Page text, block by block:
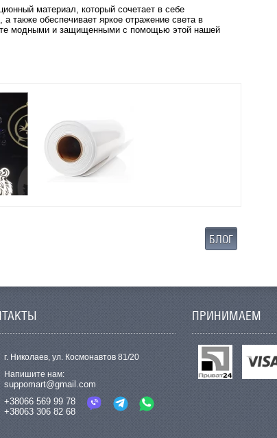
материал, который сочетает в себе
также обеспечивает яркое отражение света в
модными и защищенными с помощью этой нашей
БЛОГ
г. Николаев, ул. Космонавтов 81/20
Напишите нам:
suppomart@gmail.com
+38066 569 99 78
+38063 306 82 68
ПРИНИМАЕМ